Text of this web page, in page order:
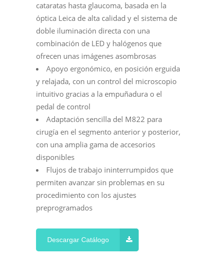
cataratas hasta glaucoma, basada en la
óptica Leica de alta calidad y el sistema de
doble iluminación directa con una
combinación de LED y halógenos que
ofrecen unas imágenes asombrosas
Apoyo ergonómico, en posición erguida
y relajada, con un control del microscopio
intuitivo gracias a la empuñadura o el
pedal de control
Adaptación sencilla del M822 para
cirugía en el segmento anterior y posterior,
con una amplia gama de accesorios
disponibles
Flujos de trabajo ininterrumpidos que
permiten avanzar sin problemas en su
procedimiento con los ajustes
preprogramados
Descargar Catálogo